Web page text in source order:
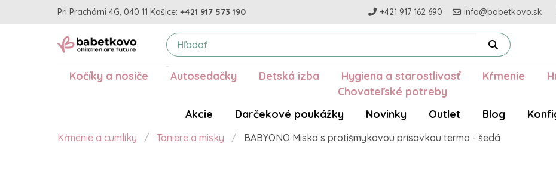
Pri Prachárni 4G, 040 11 Košice: +421 917 573 190 +421 917 162 690 info@babetkovo.sk
Kočíky a nosiče Autosedačky Detská izba Hygiena a starostlivosť Kŕmenie
Chovateľské potreby
Akcie
Darčekové poukážky Novinky Outlet Blog
Kŕmenie a cumlíky Taniere a misky BABYONO Miska s protišmykovou prísavkou termo - šedá